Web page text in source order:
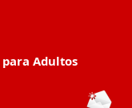
Adultos